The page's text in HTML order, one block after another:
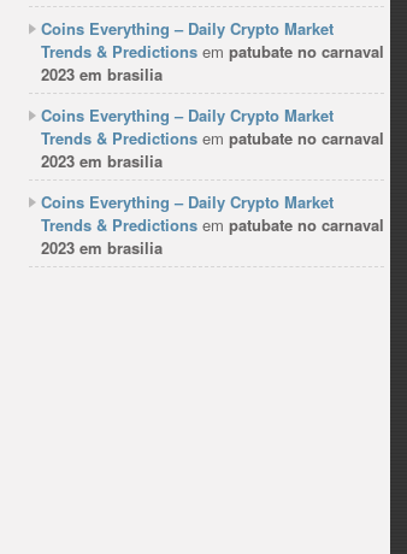
Coins Everything – Daily Crypto Market
Trends & Predictions em patubate no carnaval
2023 em brasilia
Coins Everything – Daily Crypto Market
Trends & Predictions em patubate no carnaval
2023 em brasilia
Coins Everything – Daily Crypto Market
Trends & Predictions em patubate no carnaval
2023 em brasilia